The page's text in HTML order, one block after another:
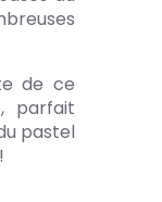
de ce
parfait
pastel